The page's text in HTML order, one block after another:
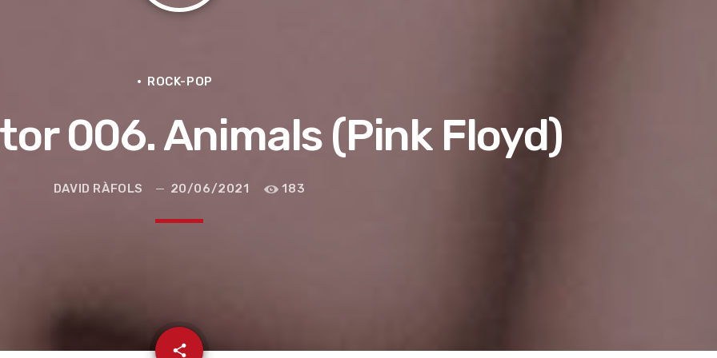
ROCK-POP
006. Animals (Pink Floyd)
DAVID RÀFOLS 20/06/2021 183
share
email